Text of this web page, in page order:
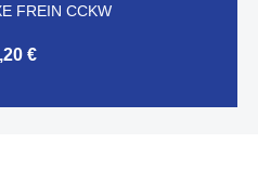
FREIN CCKW
€